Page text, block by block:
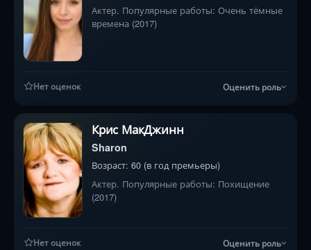
Актер. Популярные работы: Очень тёмные
времена (2017)
Нет оценок Оценить роль
Крис МакДжинн
Sharon
Возраст: 60 (в год премьеры)
Актер. Популярные работы: Похищение
(2017)
Нет оценок Оценить роль